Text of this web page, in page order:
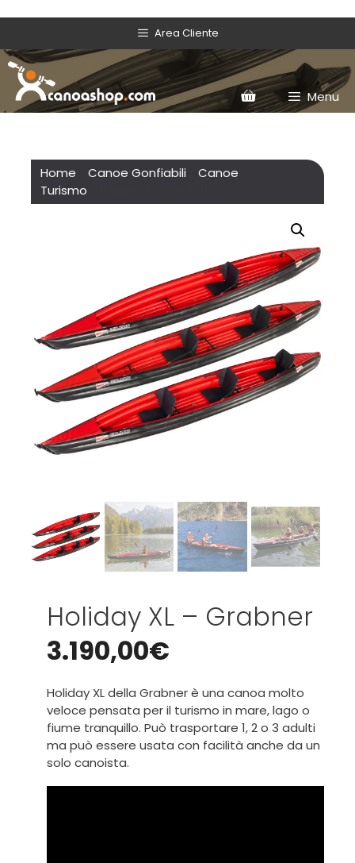
Area Cliente
Menu
Home Canoe Gonfiabili
Canoe
Turismo
Holiday XL – Grabner
3.190,00€
Holiday XL della Grabner è una canoa molto
veloce pensata per il turismo in mare, lago o
fiume tranquillo. Può trasportare 1, 2 o 3 adulti
ma può essere usata con facilità anche da un
solo canoista.